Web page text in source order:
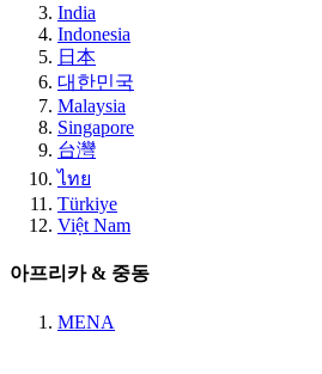
India
Indonesia
日本
대한민국
Malaysia
Singapore
台灣
ไทย
Türkiye
Việt Nam
아프리카 & 중동
MENA